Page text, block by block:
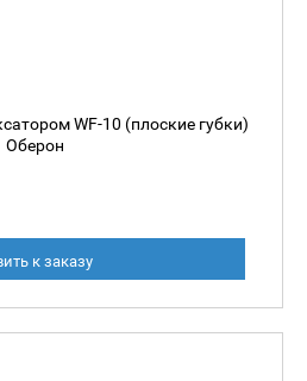
WF-10 (плоские губки)
Оберон
к заказу